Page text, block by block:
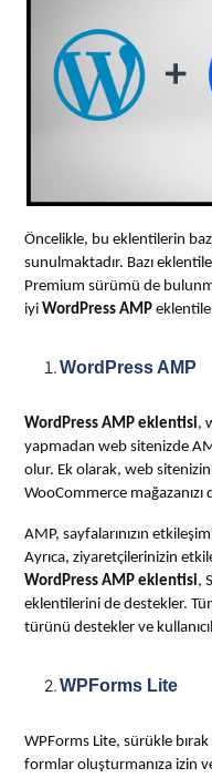
Öncelikle, bu eklentilerin
sunulmaktadır. Bazı
Premium sürümü de
iyiWordPress AMP
WordPress AMP
WordPress AMP eklentisi,
yapmadan web sitenizde
olur. Ek olarak, web sitenizin
WooCommerce
AMP, sayfalarınızın
Ayrıca, ziyaretçilerinizin
WordPress AMP eklentisi,
eklentilerini de destekler.
türünü destekler ve
WPForms Lite
WPForms Lite, sürükle
formlar oluşturmanıza izin